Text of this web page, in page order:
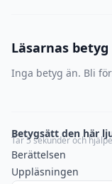
Läsarnas betyg
Inga betyg än. Bli
Betygsätt den här
Tar 5 sekunder och
Berättelsen
Uppläsningen